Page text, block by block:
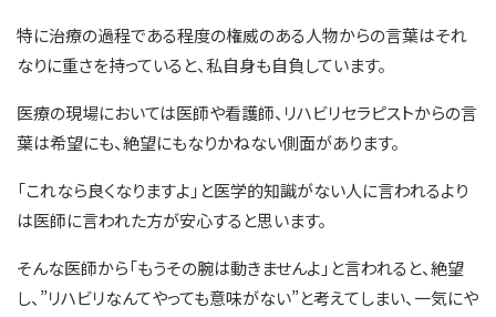
特に治療の過程である程度の権威のある人物からの言葉はそれ
なりに重さを持っていると、私自身も自負しています。
医療の現場においては医師や看護師、リハビリセラピストからの言
葉は希望にも、絶望にもなりかねない側面があります。
「これなら良くなりますよ」と医学的知識がない人に言われるより
は医師に言われた方が安心すると思います。
そんな医師から「もうその腕は動きませんよ」と言われると、絶望
し、”リハビリなんてやっても意味がない”と考えてしまい、一気にや